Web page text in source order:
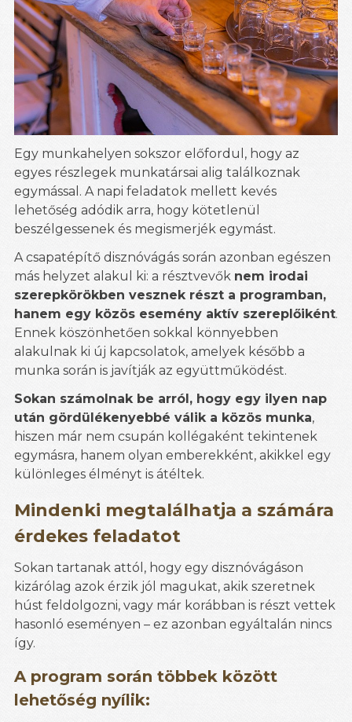
Egy munkahelyen sokszor előfordul, hogy az
egyes részlegek munkatársai alig találkoznak
egymással. A napi feladatok mellett kevés
lehetőség adódik arra, hogy kötetlenül
beszélgessenek és megismerjék egymást.
A csapatépítő disznóvágás során azonban egészen
más helyzet alakul ki: a résztvevők nem irodai
szerepkörökben vesznek részt a programban,
hanem egy közös esemény aktív szereplőiként.
Ennek köszönhetően sokkal könnyebben
alakulnak ki új kapcsolatok, amelyek később a
munka során is javítják az együttműködést.
Sokan számolnak be arról, hogy egy ilyen nap
után gördülékenyebbé válik a közös munka,
hiszen már nem csupán kollégaként tekintenek
egymásra, hanem olyan emberekként, akikkel egy
különleges élményt is átéltek.
Mindenki megtalálhatja a számára
érdekes feladatot
Sokan tartanak attól, hogy egy disznóvágáson
kizárólag azok érzik jól magukat, akik szeretnek
húst feldolgozni, vagy már korábban is részt vettek
hasonló eseményen – ez azonban egyáltalán nincs
így.
A program során többek között
lehetőség nyílik: